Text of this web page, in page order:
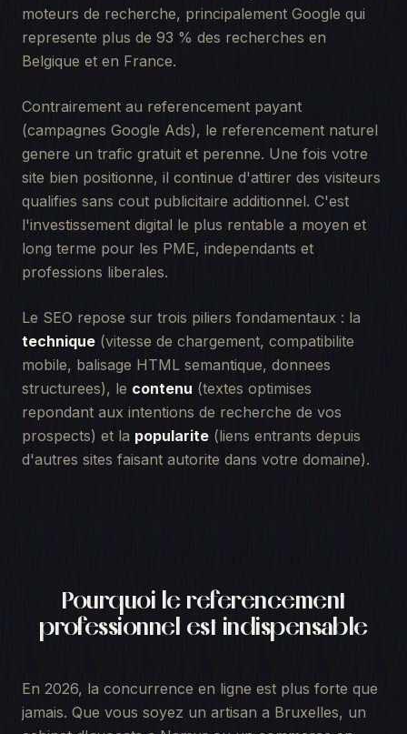
moteurs de recherche, principalement Google qui
represente plus de 93 % des recherches en
Belgique et en France.
Contrairement au referencement payant
(campagnes Google Ads), le referencement naturel
genere un trafic gratuit et perenne. Une fois votre
site bien positionne, il continue d'attirer des visiteurs
qualifies sans cout publicitaire additionnel. C'est
l'investissement digital le plus rentable a moyen et
long terme pour les PME, independants et
professions liberales.
Le SEO repose sur trois piliers fondamentaux : la
technique (vitesse de chargement, compatibilite
mobile, balisage HTML semantique, donnees
structurees), le contenu (textes optimises
repondant aux intentions de recherche de vos
prospects) et la popularite (liens entrants depuis
d'autres sites faisant autorite dans votre domaine).
Pourquoi le referencement
professionnel est indispensable
En 2026, la concurrence en ligne est plus forte que
jamais. Que vous soyez un artisan a Bruxelles, un